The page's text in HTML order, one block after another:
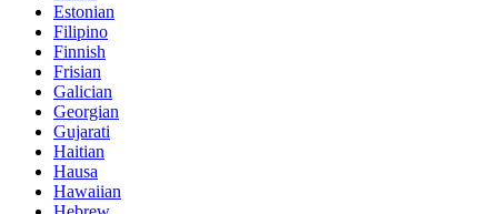
Estonian
Filipino
Finnish
Frisian
Galician
Georgian
Gujarati
Haitian
Hausa
Hawaiian